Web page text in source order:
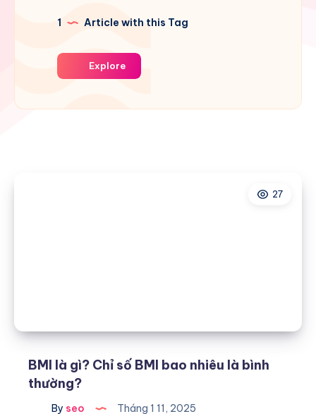
1 Article with this Tag
Explore
27
BMI là gì? Chỉ số BMI bao nhiêu là bình
thường?
By seo Tháng 1 11, 2025